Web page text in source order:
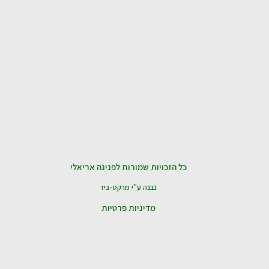
כל הזכויות שמורות לפנינה אריאלי
נבנה ע"י מרקט-ביז
מדיניות פרטיות